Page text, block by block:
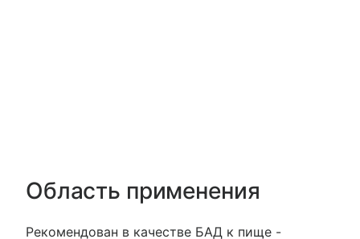
Область применения
Рекомендован в качестве БАД к пище -